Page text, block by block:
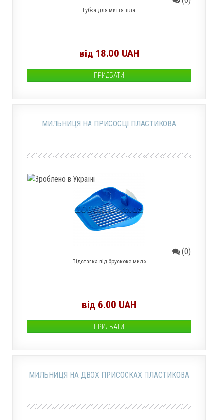
Губка для миття тіла
від 18.00 UAH
ПРИДБАТИ
МИЛЬНИЦЯ НА ПРИСОСЦІ ПЛАСТИКОВА
(0)
Підставка під брускове мило
від 6.00 UAH
ПРИДБАТИ
МИЛЬНИЦЯ НА ДВОХ ПРИСОСКАХ ПЛАСТИКОВА